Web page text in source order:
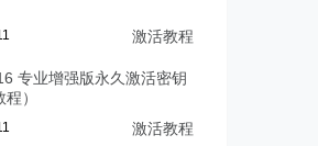
激活教程
专业增强版永久激活密钥
程）
激活教程